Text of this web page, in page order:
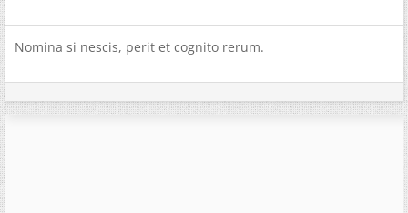
Nomina si nescis, perit et cognito rerum.